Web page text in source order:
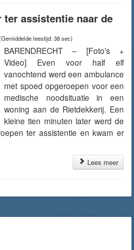
ter assistentie naar de
leestijd: 38 sec)
BARENDRECHT – [Foto’s +
Video] Even voor half elf
vanochtend werd een ambulance
met spoed opgeroepen voor een
medische noodsituatie in een
woning aan de Rietdekkerij. Een
kleine tien minuten later werd de
ter assistentie en kwam er
Lees meer